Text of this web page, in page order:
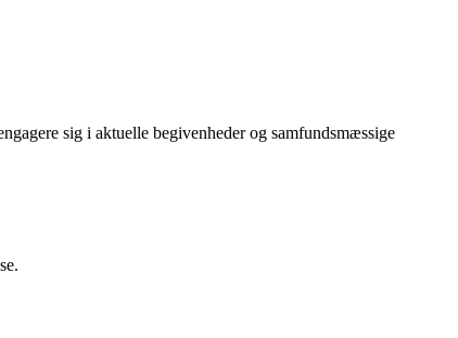
sig i aktuelle begivenheder og samfundsmæssige